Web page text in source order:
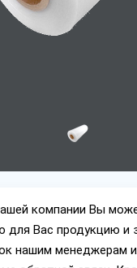
компании Вы
для Вас продукцию и
нашим менеджерам